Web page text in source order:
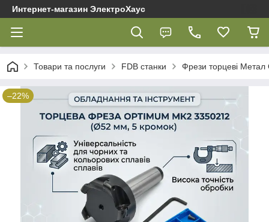
Интернет-магазин ЭлектроХаус
Товари та послуги FDB cтанки Фрези торцеві
–22%